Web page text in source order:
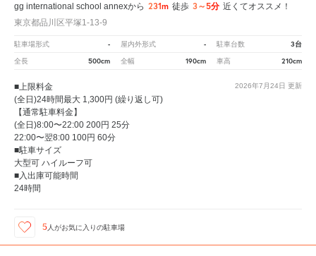
gg international school annexから 231m 徒歩 3～5分 近くてオススメ！
東京都品川区平塚1-13-9
駐車場形式 - 屋内外形式 - 駐車台数 3台
全長 500cm 全幅 190cm 車高 210cm
2026年7月24日 更新
■上限料金
(全日)24時間最大 1,300円 (繰り返し可)
【通常駐車料金】
(全日)8:00〜22:00 200円 25分
22:00〜翌8:00 100円 60分
■駐車サイズ
大型可 ハイルーフ可
■入出庫可能時間
24時間
5人がお気に入りの駐車場